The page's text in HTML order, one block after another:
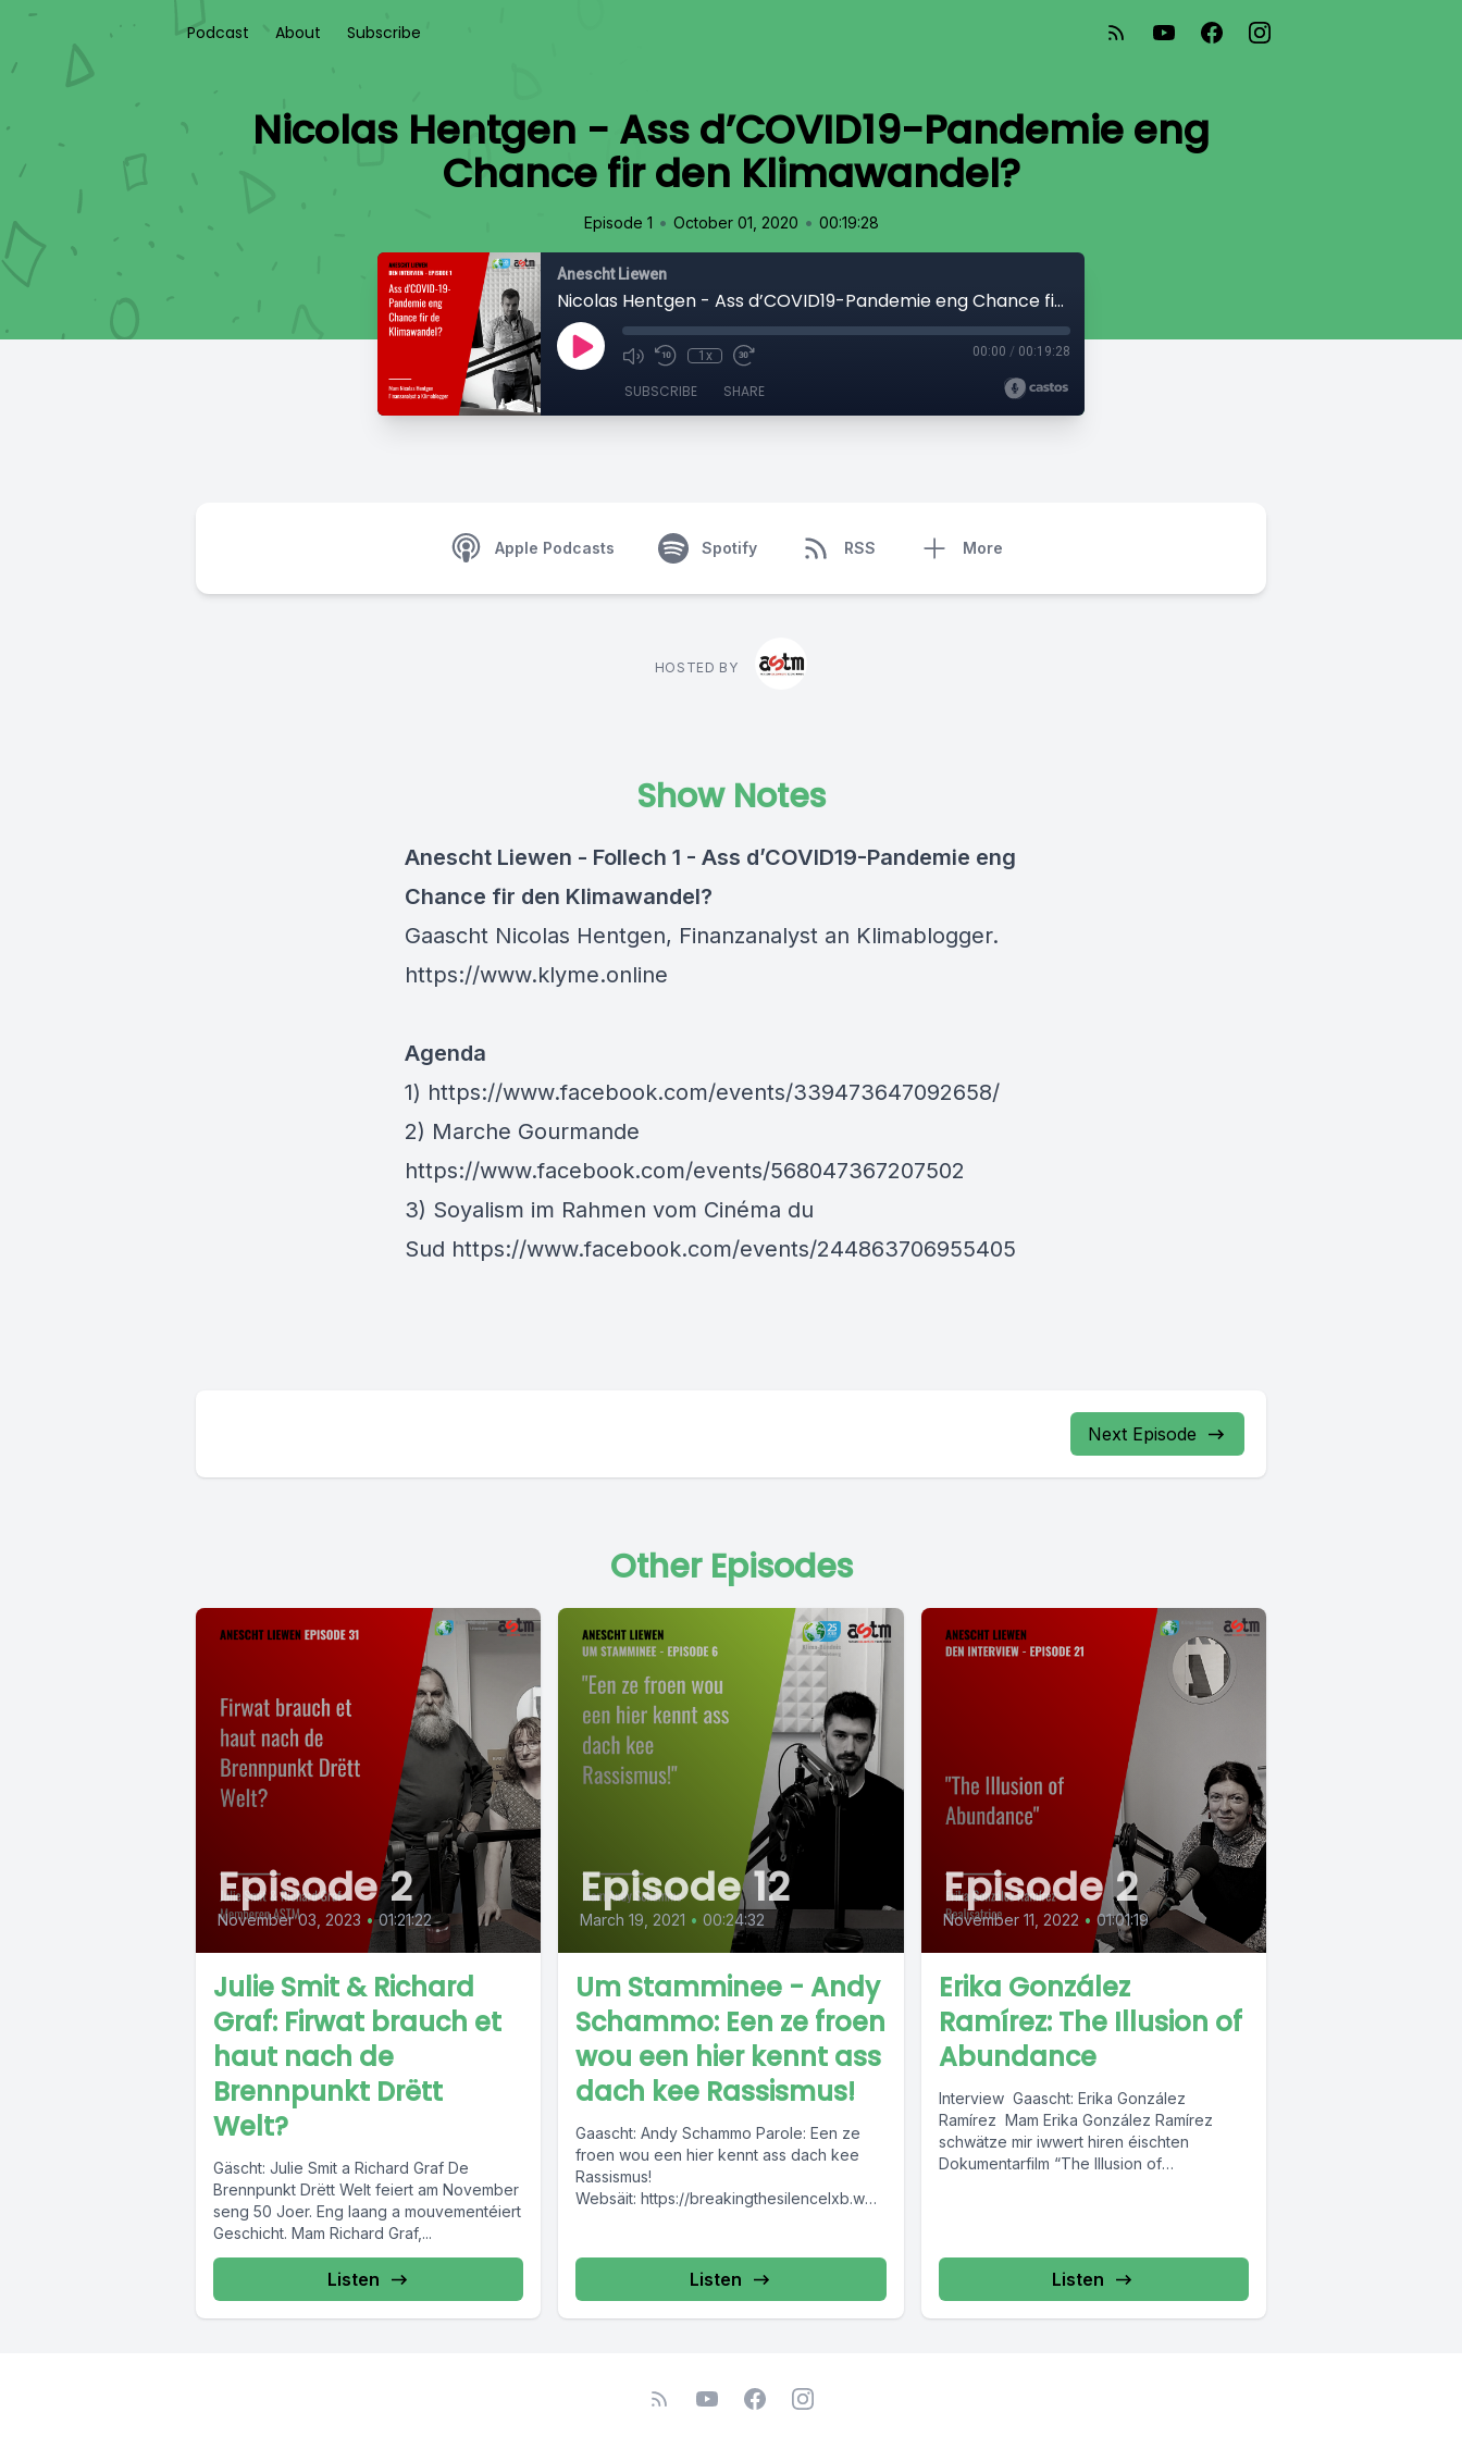
Podcast About Subscribe
Nicolas Hentgen - Ass d’COVID19-Pandemie eng
Chance fir den Klimawandel?
Episode 1 • October 01, 2020 • 00:19:28
Anescht Liewen
Nicolas Hentgen - Ass d’COVID19-Pandemie eng Chance fir den Klimawandel?
1x 00:00 / 00:19:28
SUBSCRIBE SHARE
Apple Podcasts Spotify RSS More
HOSTED BY
Show Notes
Anescht Liewen - Follech 1 - Ass d’COVID19-Pandemie eng
Chance fir den Klimawandel?
Gaascht Nicolas Hentgen, Finanzanalyst an Klimablogger.
https://www.klyme.online
Agenda
1) https://www.facebook.com/events/339473647092658/
2) Marche Gourmande
https://www.facebook.com/events/568047367207502
3) Soyalism im Rahmen vom Cinéma du
Sud https://www.facebook.com/events/244863706955405
Next Episode
Other Episodes
Episode 2
November 03, 2023 • 01:21:22
Julie Smit & Richard
Graf: Firwat brauch et
haut nach de
Brennpunkt Drëtt
Welt?
Gäscht: Julie Smit a Richard Graf De
Brennpunkt Drëtt Welt feiert am November
seng 50 Joer. Eng laang a mouvementéiert
Geschicht. Mam Richard Graf,...
Listen
Episode 12
March 19, 2021 • 00:24:32
Um Stamminee - Andy
Schammo: Een ze froen
wou een hier kennt ass
dach kee Rassismus!
Gaascht: Andy Schammo Parole: Een ze
froen wou een hier kennt ass dach kee
Rassismus!
Websäit: https://breakingthesilencelxb.wor
hl=en
Listen
Episode 2
November 11, 2022 • 01:01:19
Erika González
Ramírez: The Illusion of
Abundance
Interview Gaascht: Erika González
Ramírez Mam Erika González Ramírez
schwätze mir iwwert hiren éischten
Dokumentarfilm “The Illusion of
Listen